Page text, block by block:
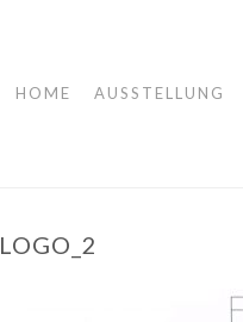
HOME AUSSTELLUNG
LOGO_2